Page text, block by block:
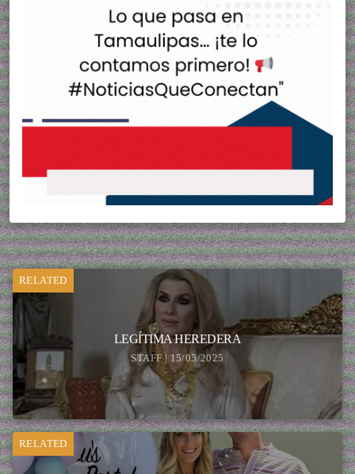
RELATED
LEGÍTIMA HEREDERA
STAFF | 15/05/2025
RELATED